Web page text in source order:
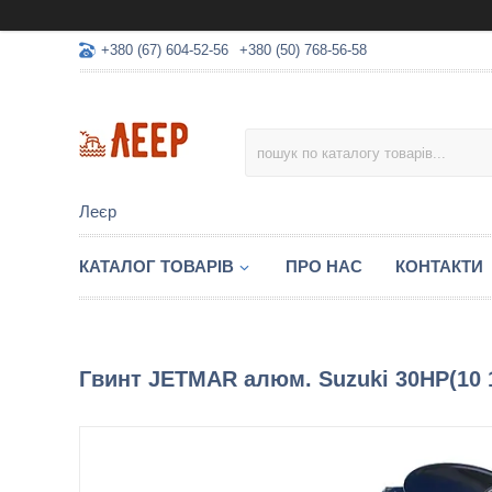
+380 (67) 604-52-56 +380 (50) 768-56-58
Леєр
КАТАЛОГ ТОВАРІВ ПРО НАС КОНТАКТИ
Гвинт JETMAR алюм. Suzuki 30HP(10